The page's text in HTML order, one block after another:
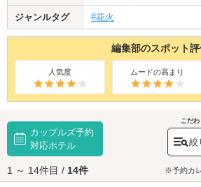
ジャンルタグ #花火
編集部のスポット
人気度 ムードの高まり
カップルズ予約
対応ホテル
こだ
絞
1 ～ 14件目 / 14件 ※予約カ